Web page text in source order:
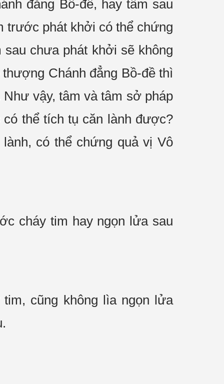
đẳng Bồ-đề, hay tâm sau
trước phát khởi có thể chứng
chưa phát khởi sẽ không
Chánh đẳng Bồ-đề thì
vậy, tâm và tâm sở pháp
thể tích tụ căn lành được?
có thể chứng quả vị Vô
cháy tim hay ngọn lửa sau
cũng không lìa ngọn lửa